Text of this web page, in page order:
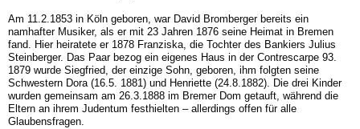
Am 11.2.1853 in Köln geboren, war David Bromberger bereits ein
namhafter Musiker, als er mit 23 Jahren 1876 seine Heimat in Bremen
fand. Hier heiratete er 1878 Franziska, die Tochter des Bankiers Julius
Steinberger. Das Paar bezog ein eigenes Haus in der Contrescarpe 93.
1879 wurde Siegfried, der einzige Sohn, geboren, ihm folgten seine
Schwestern Dora (16.5. 1881) und Henriette (24.8.1882). Die drei Kinder
wurden gemeinsam am 26.3.1888 im Bremer Dom getauft, wäh­rend die
Eltern an ihrem Judentum festhielten – aller­dings offen für alle
Glaubensfragen.